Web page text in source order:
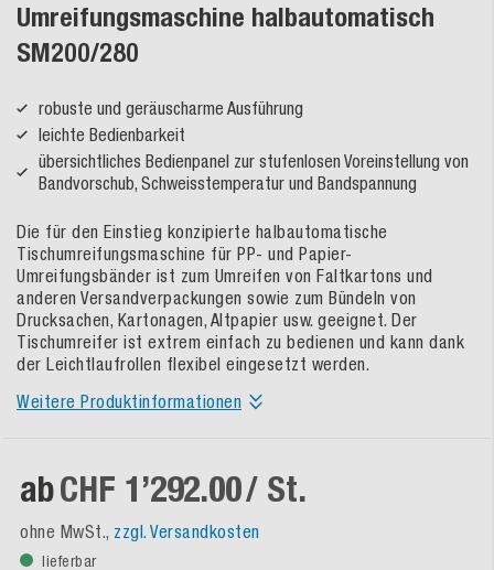
Umreifungsmaschine halbautomatisch
SM200/280
robuste und geräuscharme Ausführung
leichte Bedienbarkeit
übersichtliches Bedienpanel zur stufenlosen Voreinstellung von
Bandvorschub, Schweisstemperatur und Bandspannung
Die für den Einstieg konzipierte halbautomatische
Tischumreifungsmaschine für PP- und Papier-
Umreifungsbänder ist zum Umreifen von Faltkartons und
anderen Versandverpackungen sowie zum Bündeln von
Drucksachen, Kartonagen, Altpapier usw. geeignet. Der
Tischumreifer ist extrem einfach zu bedienen und kann dank
der Leichtlaufrollen flexibel eingesetzt werden.
Weitere Produktinformationen
abCHF 1’292.00/ St.
ohne MwSt., zzgl. Versandkosten
lieferbar